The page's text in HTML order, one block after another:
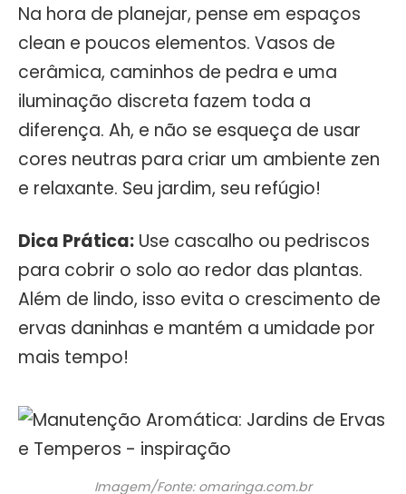
Na hora de planejar, pense em espaços
clean e poucos elementos. Vasos de
cerâmica, caminhos de pedra e uma
iluminação discreta fazem toda a
diferença. Ah, e não se esqueça de usar
cores neutras para criar um ambiente zen
e relaxante. Seu jardim, seu refúgio!
Dica Prática: Use cascalho ou pedriscos
para cobrir o solo ao redor das plantas.
Além de lindo, isso evita o crescimento de
ervas daninhas e mantém a umidade por
mais tempo!
Imagem/Fonte: omaringa.com.br